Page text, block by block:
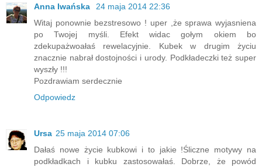
Anna Iwańska
24 maja 2014 22:36
Witaj ponownie bezstresowo ! uper ,że sprawa wyjasniena
po Twojej myśli. Efekt widac gołym okiem bo
zdekupażwoałaś rewelacyjnie. Kubek w drugim życiu
znacznie nabrał dostojności i urody. Podkładeczki też super
wyszły !!!
Pozdrawiam serdecznie
Odpowiedz
Ursa 25 maja 2014 07:06
Dałaś nowe życie kubkowi i to jakie !Śliczne motywy na
podkładkach i kubku zastosowałaś. Dobrze, że powód